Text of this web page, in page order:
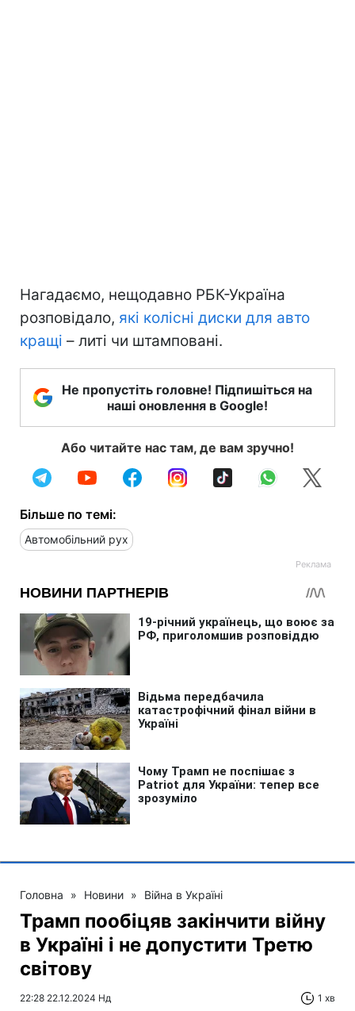
Нагадаємо, нещодавно РБК-Україна
розповідало, які колісні диски для авто
кращі – литі чи штамповані.
Не пропустіть головне! Підпишіться на
наші оновлення в Google!
Або читайте нас там, де вам зручно!
Більше по темі:
Автомобільний рух
Головна » Новини » Війна в Україні
Трамп пообіцяв закінчити війну
в Україні і не допустити Третю
світову
22:28 22.12.2024 Нд 1 хв